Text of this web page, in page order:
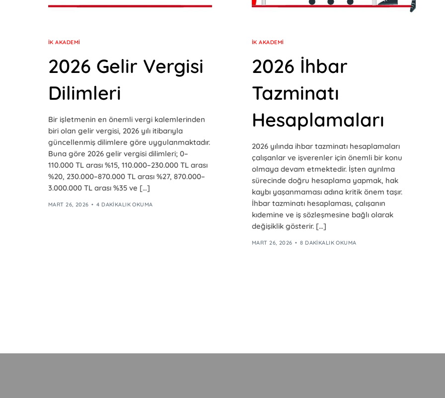
İK AKADEMI
2026 Gelir Vergisi
Dilimleri
Bir işletmenin en önemli vergi kalemlerinden
biri olan gelir vergisi, 2026 yılı itibarıyla
güncellenmiş dilimlere göre uygulanmaktadır.
Buna göre 2026 gelir vergisi dilimleri; 0–
110.000 TL arası %15, 110.000–230.000 TL arası
%20, 230.000–870.000 TL arası %27, 870.000–
3.000.000 TL arası %35 ve […]
MART 26, 2026 4 DAKIKALIK OKUMA
İK AKADEMI
2026 İhbar
Tazminatı
Hesaplamaları
2026 yılında ihbar tazminatı hesaplamaları
çalışanlar ve işverenler için önemli bir konu
olmaya devam etmektedir. İşten ayrılma
sürecinde doğru hesaplama yapmak, hak
kaybı yaşanmaması adına kritik önem taşır.
İhbar tazminatı hesaplaması, çalışanın
kıdemine ve iş sözleşmesine bağlı olarak
değişiklik gösterir. […]
MART 26, 2026 8 DAKIKALIK OKUMA